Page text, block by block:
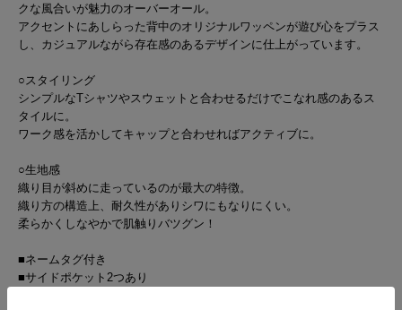
クな風合いが魅力のオーバーオール。
アクセントにあしらった背中のオリジナルワッペンが遊び心をプラス
し、カジュアルながら存在感のあるデザインに仕上がっています。
○スタイリング
シンプルなTシャツやスウェットと合わせるだけでこなれ感のあるス
タイルに。
ワーク感を活かしてキャップと合わせればアクティブに。
○生地感
織り目が斜めに走っているのが最大の特徴。
織り方の構造上、耐久性がありシワにもなりにくい。
柔らかくしなやかで肌触りバツグン！
■ネームタグ付き
■サイドポケット2つあり